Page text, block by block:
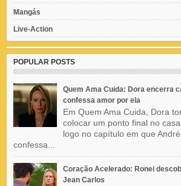
Mangás
Live-Action
POPULAR POSTS
Quem Ama Cuida: Dora encerra
confessa amor por ela
Em Quem Ama Cuida, Dora
colocar um ponto final no
logo no capítulo em que
confessa...
Coração Acelerado: Ronei
Jean Carlos